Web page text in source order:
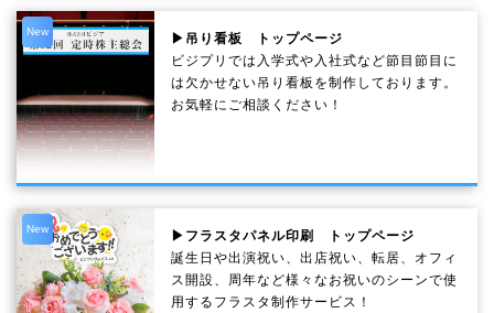
New
▶吊り看板 トップページ
ビジプリでは入学式や入社式など節目節目に
は欠かせない吊り看板を制作しております。
お気軽にご相談ください！
New
▶フラスタパネル印刷 トップページ
誕生日や出演祝い、出店祝い、転居、オフィ
ス開設、周年など様々なお祝いのシーンで使
用するフラスタ制作サービス！